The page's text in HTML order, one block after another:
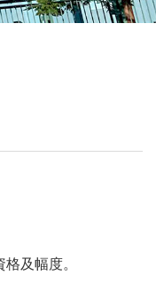
校曆表
及幅度。